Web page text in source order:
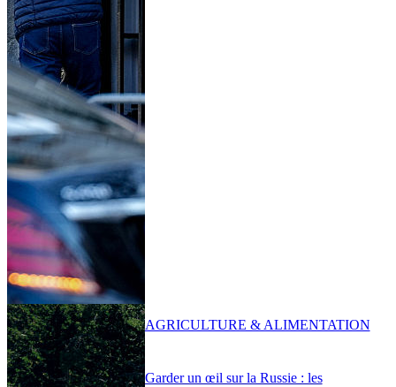
Garder un œil sur la Russie : les
AGRICULTURE & ALIMENTATION